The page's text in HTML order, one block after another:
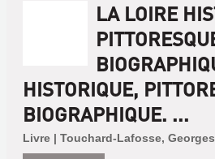
LA LOIRE
HISTORIQUE,
BIOGRAPHIQUE. ...
Livre | Touchard-Lafosse,